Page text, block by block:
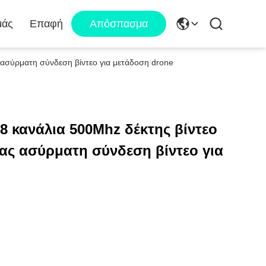
Επαφή Απόσπασμα
σύνδεση βίντεο για μετάδοση drone
κανάλια 500Mhz δέκτης βίντεο
ασύρματη σύνδεση βίντεο για